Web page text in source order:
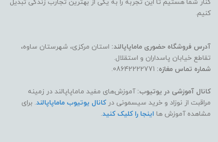
کنار شما هستیم تا این تجربه را به یکی از بهترین تجارب زندگی تبدیل
کنیم.
آدرس فروشگاه حضوری ماماپاپالند: استان مرکزی، شهرستان ساوه،
تقاطع خیابان پاسداران و استقلال.
شماره تماس مغازه:
کانال آموزشی در یوتیوب: آموزش‌های مفید ماماپاپالند در زمینه
مراقبت از نوزاد و خرید سیسمونی درکانال یوتیوب ماماپاپالند. برای
مشاهده آموزش ها اینجا را کلیک کنید.